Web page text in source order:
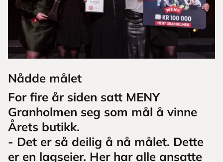
Nådde målet
For fire år siden satt MENY
Granholmen seg som mål å vinne
Årets butikk.
- Det er så deilig å nå målet. Dette
er en lagseier. Her har alle ansatte